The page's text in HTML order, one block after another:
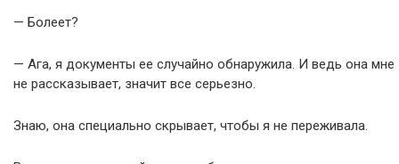
— Болеет?
— Ага, я документы ее случайно обнаружила. И ведь она мне
не рассказывает, значит все серьезно.
Знаю, она специально скрывает, чтобы я не переживала.